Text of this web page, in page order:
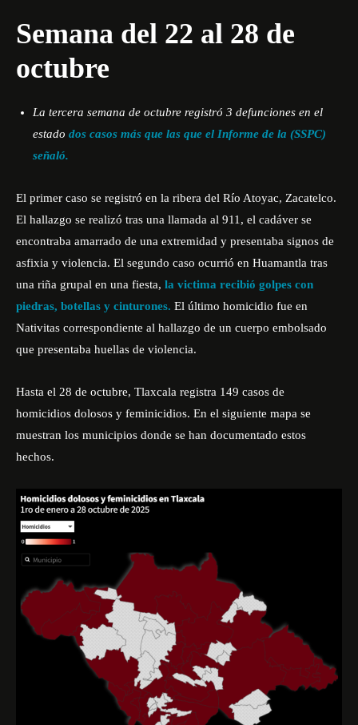
Semana del 22 al 28 de
octubre
La tercera semana de octubre registró 3 defunciones en el
estado dos casos más que las que el Informe de la (SSPC)
señaló.
El primer caso se registró en la ribera del Río Atoyac, Zacatelco.
El hallazgo se realizó tras una llamada al 911, el cadáver se
encontraba amarrado de una extremidad y presentaba signos de
asfixia y violencia. El segundo caso ocurrió en Huamantla tras
una riña grupal en una fiesta, la victima recibió golpes con
piedras, botellas y cinturones. El último homicidio fue en
Nativitas correspondiente al hallazgo de un cuerpo embolsado
que presentaba huellas de violencia.
Hasta el 28 de octubre, Tlaxcala registra 149 casos de
homicidios dolosos y feminicidios. En el siguiente mapa se
muestran los municipios donde se han documentado estos
hechos.